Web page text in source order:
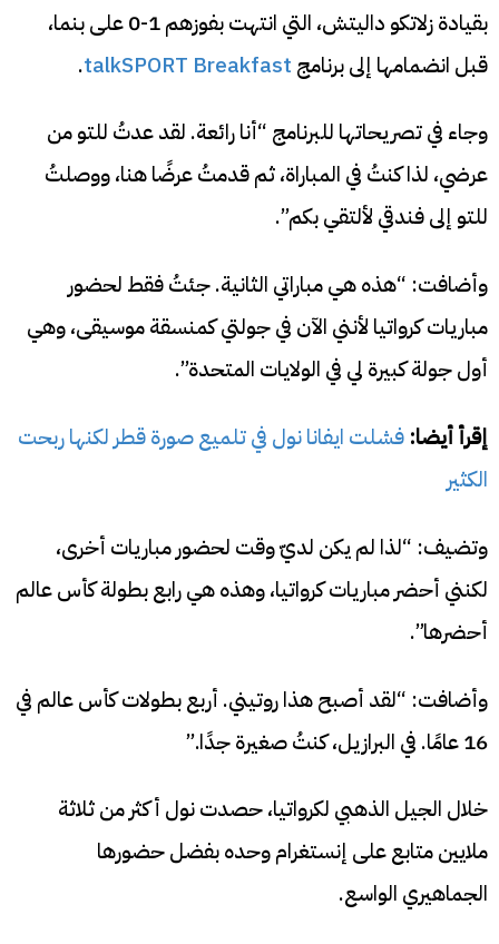
بقيادة زلاتكو داليتش، التي انتهت بفوزهم 1-0 على بنما،
قبل انضمامها إلى برنامج talkSPORT Breakfast
.
وجاء في تصريحاتها للبرنامج “أنا رائعة. لقد عدتُ للتو من
عرضي، لذا كنتُ في المباراة، ثم قدمتُ عرضًا هنا، ووصلتُ
للتو إلى فندقي لألتقي بكم”.
وأضافت: “هذه هي مباراتي الثانية. جئتُ فقط لحضور
مباريات كرواتيا لأنني الآن في جولتي كمنسقة موسيقى، وهي
أول جولة كبيرة لي في الولايات المتحدة”.
إقرأ أيضا: فشلت ايفانا نول في تلميع صورة قطر لكنها ربحت
الكثير
وتضيف: “لذا لم يكن لديّ وقت لحضور مباريات أخرى،
لكنني أحضر مباريات كرواتيا، وهذه هي رابع بطولة كأس عالم
أحضرها”.
وأضافت: “لقد أصبح هذا روتيني. أربع بطولات كأس عالم في
16 عامًا. في البرازيل، كنتُ صغيرة جدًا.”
خلال الجيل الذهبي لكرواتيا، حصدت نول أكثر من ثلاثة
ملايين متابع على إنستغرام وحده بفضل حضورها
الجماهيري الواسع.